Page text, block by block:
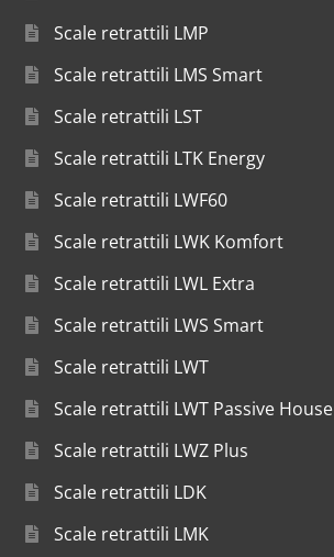
Scale retrattili LMP
Scale retrattili LMS Smart
Scale retrattili LST
Scale retrattili LTK Energy
Scale retrattili LWF60
Scale retrattili LWK Komfort
Scale retrattili LWL Extra
Scale retrattili LWS Smart
Scale retrattili LWT
Scale retrattili LWT Passive House
Scale retrattili LWZ Plus
Scale retrattili LDK
Scale retrattili LMK